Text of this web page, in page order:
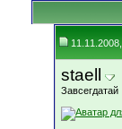
staell
Завсегдатай